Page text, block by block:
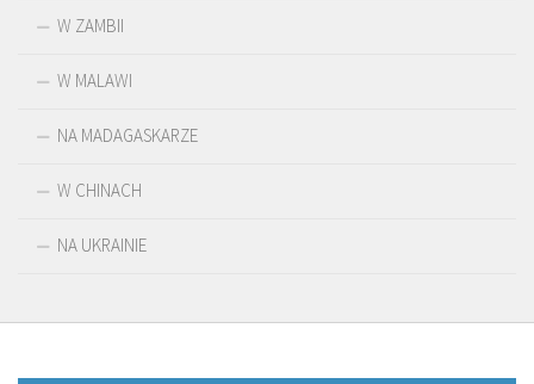
W ZAMBII
W MALAWI
NA MADAGASKARZE
W CHINACH
NA UKRAINIE